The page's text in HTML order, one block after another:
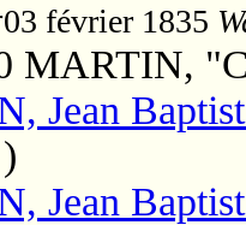
février 1835
MARTIN,
Jean
)
Jean